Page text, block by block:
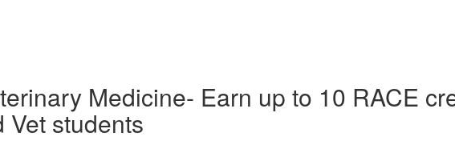
Medicine- Earn up to 10 RACE
Vet students